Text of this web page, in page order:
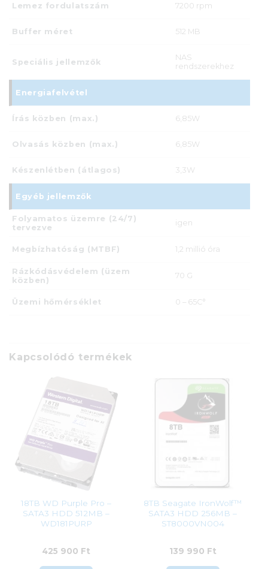
Lemez fordulatszám 7200 rpm
Buffer méret 512 MB
Speciális jellemzők
NAS
rendszerekhez
Energiafelvétel
Írás közben (max.) 6,85W
Olvasás közben (max.) 6,85W
Készenlétben (átlagos) 3,3W
Egyéb jellemzők
Folyamatos üzemre (24/7)
tervezve
igen
Megbízhatóság (MTBF) 1,2 millió óra
Rázkódásvédelem (üzem
közben)
70 G
Üzemi hőmérséklet 0 – 65C°
Kapcsolódó termékek
18TB WD Purple Pro –
SATA3 HDD 512MB –
WD181PURP
425 900 Ft
8TB Seagate IronWolf™
SATA3 HDD 256MB –
ST8000VN004
139 990 Ft